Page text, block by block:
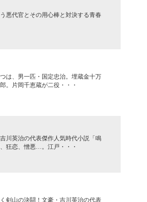
悪代官とその用心棒と対決する青春
は、男一匹・国定忠治。埋蔵金十万
。片岡千恵蔵が二役・・・
川英治の代表傑作人気時代小説「鳴
狂恋、憎悪…。江戸・・・
剣山の決闘！文豪・吉川英治の代表